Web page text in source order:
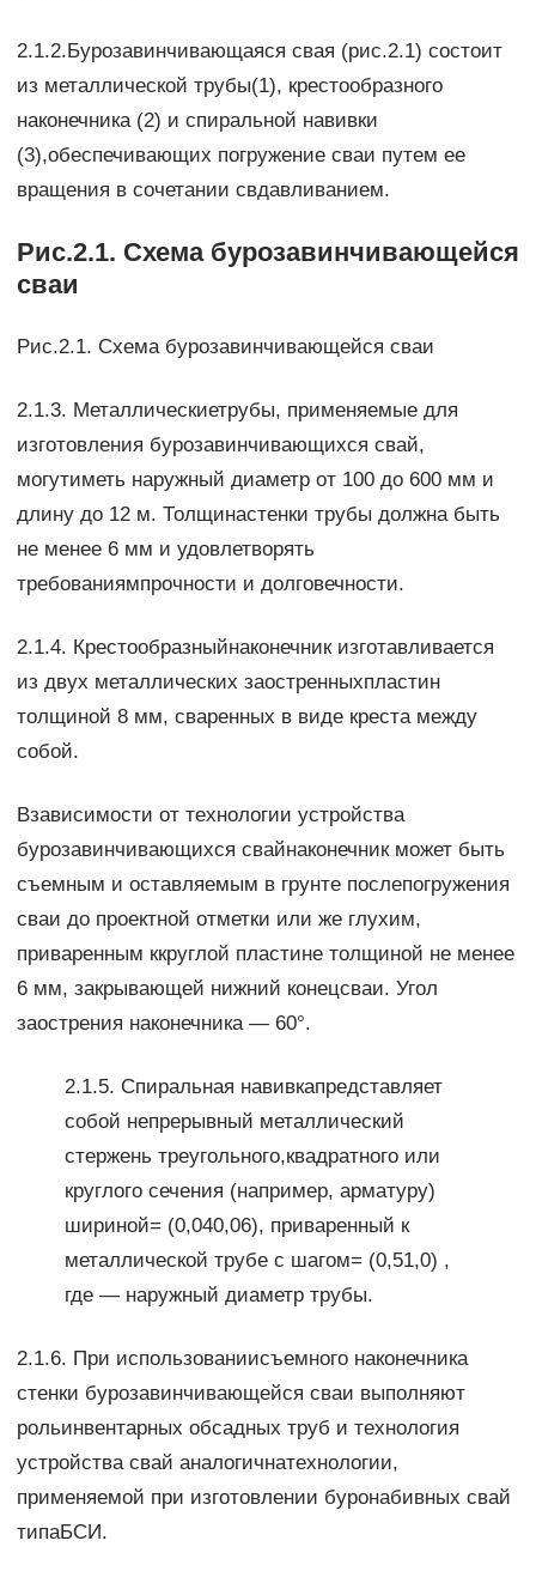
2.1.2.Бурозавинчивающаяся свая (рис.2.1) состоит
из металлической трубы(1), крестообразного
наконечника (2) и спиральной навивки
(3),обеспечивающих погружение сваи путем ее
вращения в сочетании свдавливанием.
Рис.2.1. Схема бурозавинчивающейся
сваи
Рис.2.1. Схема бурозавинчивающейся сваи
2.1.3. Металлическиетрубы, применяемые для
изготовления бурозавинчивающихся свай,
могутиметь наружный диаметр от 100 до 600 мм и
длину до 12 м. Толщинастенки трубы должна быть
не менее 6 мм и удовлетворять
требованиямпрочности и долговечности.
2.1.4. Крестообразныйнаконечник изготавливается
из двух металлических заостренныхпластин
толщиной 8 мм, сваренных в виде креста между
собой.
Взависимости от технологии устройства
бурозавинчивающихся свайнаконечник может быть
съемным и оставляемым в грунте послепогружения
сваи до проектной отметки или же глухим,
приваренным ккруглой пластине толщиной не менее
6 мм, закрывающей нижний конецсваи. Угол
заострения наконечника — 60°.
2.1.5. Спиральная навивкапредставляет
собой непрерывный металлический
стержень треугольного,квадратного или
круглого сечения (например, арматуру)
шириной= (0,040,06), приваренный к
металлической трубе с шагом= (0,51,0) ,
где — наружный диаметр трубы.
2.1.6. При использованиисъемного наконечника
стенки бурозавинчивающейся сваи выполняют
рольинвентарных обсадных труб и технология
устройства свай аналогичнатехнологии,
применяемой при изготовлении буронабивных свай
типаБСИ.